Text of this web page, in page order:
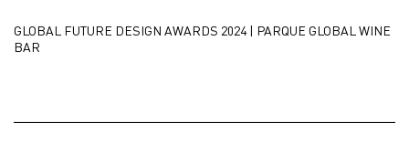
GLOBAL FUTURE DESIGN AWARDS 2024 | PARQUE GLOBAL WINE
BAR